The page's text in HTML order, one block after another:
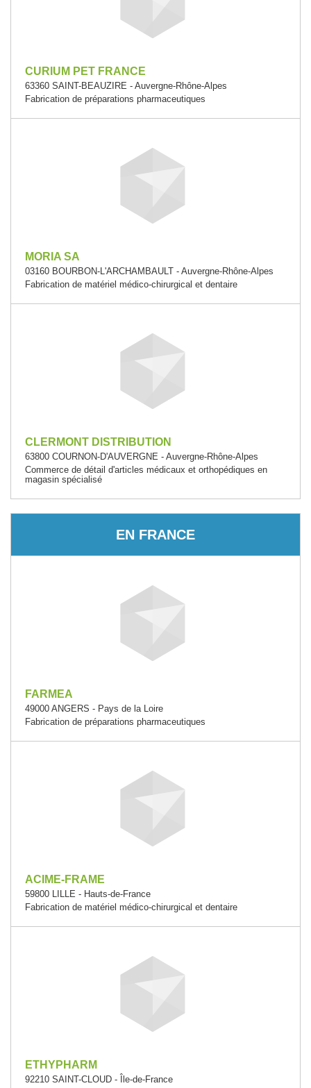
CURIUM PET FRANCE
63360 SAINT-BEAUZIRE - Auvergne-Rhône-Alpes
Fabrication de préparations pharmaceutiques
MORIA SA
03160 BOURBON-L'ARCHAMBAULT - Auvergne-Rhône-Alpes
Fabrication de matériel médico-chirurgical et dentaire
CLERMONT DISTRIBUTION
63800 COURNON-D'AUVERGNE - Auvergne-Rhône-Alpes
Commerce de détail d'articles médicaux et orthopédiques en
magasin spécialisé
EN FRANCE
FARMEA
49000 ANGERS - Pays de la Loire
Fabrication de préparations pharmaceutiques
ACIME-FRAME
59800 LILLE - Hauts-de-France
Fabrication de matériel médico-chirurgical et dentaire
ETHYPHARM
92210 SAINT-CLOUD - Île-de-France